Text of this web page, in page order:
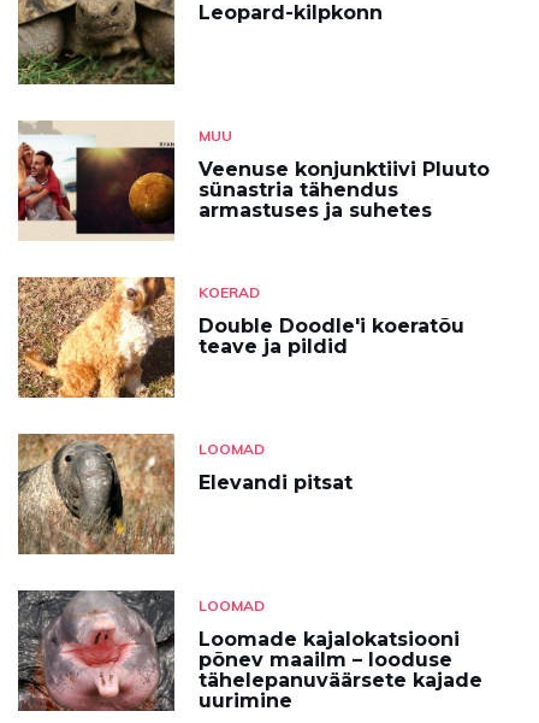
Leopard-kilpkonn
MUU
Veenuse konjunktiivi Pluuto
sünastria tähendus
armastuses ja suhetes
KOERAD
Double Doodle'i koeratõu
teave ja pildid
LOOMAD
Elevandi pitsat
LOOMAD
Loomade kajalokatsiooni
põnev maailm – looduse
tähelepanuväärsete kajade
uurimine